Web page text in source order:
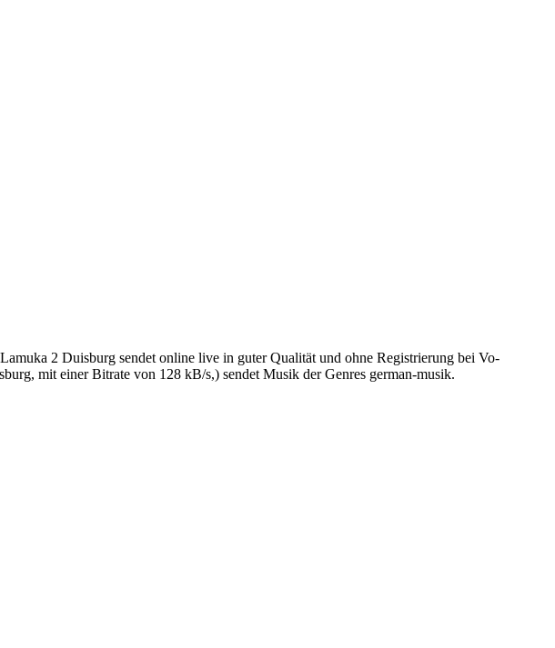
2 Duisburg sendet online live in guter Qualität und ohne Registrierung bei Vo-
mit einer Bitrate von 128 kB/s,) sendet Musik der Genres german-musik.